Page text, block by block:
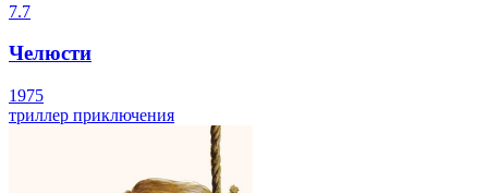
7.7
Челюсти
1975
триллер приключения